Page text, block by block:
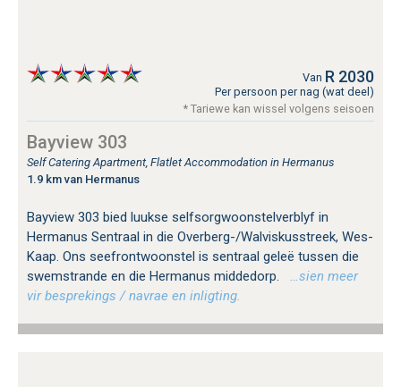
Van R 2030
Per persoon per nag (wat deel)
* Tariewe kan wissel volgens seisoen
Bayview 303
Self Catering Apartment, Flatlet Accommodation in Hermanus
1.9 km van Hermanus
Bayview 303 bied luukse selfsorgwoonstelverblyf in
Hermanus Sentraal in die Overberg-/Walviskusstreek, Wes-
Kaap. Ons seefrontwoonstel is sentraal geleë tussen die
swemstrande en die Hermanus middedorp.
…sien meer
vir besprekings / navrae en inligting.